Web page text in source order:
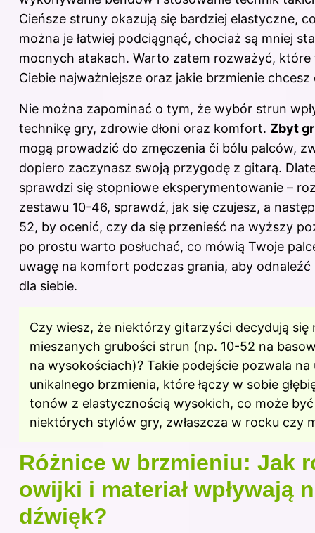
Cieńsze struny okazują się bardziej elastyczne,
można je łatwiej podciągnąć, chociaż są mniej
mocnych atakach. Warto zatem rozważyć, które
Ciebie najważniejsze oraz jakie brzmienie chcesz
Nie można zapominać o tym, że wybór strun
technikę gry, zdrowie dłoni oraz komfort. Zbyt
mogą prowadzić do zmęczenia či bólu palców,
dopiero zaczynasz swoją przygodę z gitarą.
sprawdzi się stopniowe eksperymentowanie –
zestawu 10-46, sprawdź, jak się czujesz, a
52, by ocenić, czy da się przenieść na wyższy
po prostu warto posłuchać, co mówią Twoje
uwagę na komfort podczas grania, aby odnaleźć
dla siebie.
Czy wiesz, że niektórzy gitarzyści decydują się
mieszanych grubości strun (np. 10-52 na
na wysokościach)? Takie podejście pozwala na
unikalnego brzmienia, które łączy w sobie
tonów z elastycznością wysokich, co może być
niektórych stylów gry, zwłaszcza w rocku czy
Różnice w brzmieniu: Jak
owijki i materiał wpływają
dźwięk?